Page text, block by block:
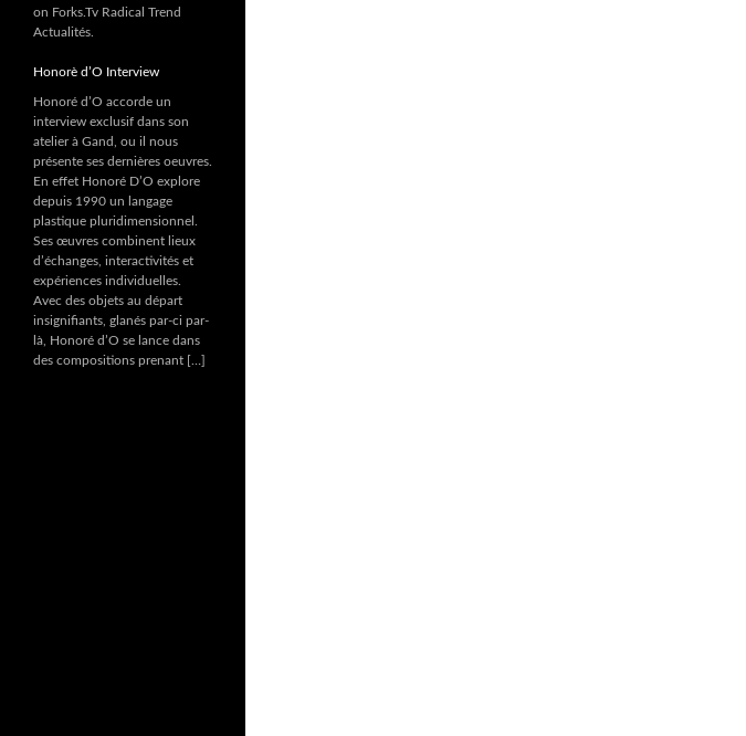
on Forks.Tv Radical Trend
Actualités.
Honorè d’O Interview
Honoré d’O accorde un
interview exclusif dans son
atelier à Gand, ou il nous
présente ses dernières oeuvres.
En effet Honoré D’O explore
depuis 1990 un langage
plastique pluridimensionnel.
Ses œuvres combinent lieux
d’échanges, interactivités et
expériences individuelles.
Avec des objets au départ
insignifiants, glanés par-ci par-
là, Honoré d’O se lance dans
des compositions prenant […]